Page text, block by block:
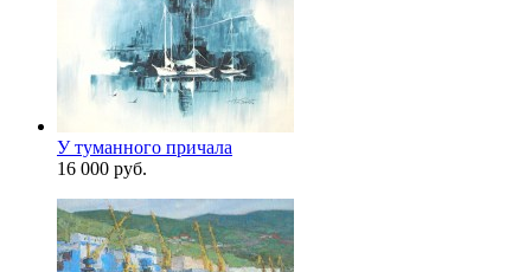
У туманного причала
16 000 руб.